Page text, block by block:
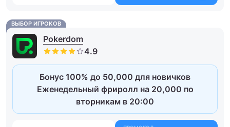
ВЫБОР ИГРОКОВ
Pokerdom
Бонус 100% до 50,000 для новичков
Еженедельный фриролл на 20,000 по
вторникам в 20:00